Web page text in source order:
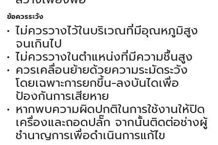
ข้อควรระวัง
ไม่ควรวางไว้ในบริเวณที่มีอุณหภูมิสูง
จนเกินไป
ไม่ควรวางในตำแหน่งที่มีความชื้นสูง
ควรเคลื่อนย้ายด้วยความระมัดระวัง
โดยเฉพาะการยกขึ้น-ลงบันไดเพื่อ
ป้องกันการเสียหาย
หากพบความผิดปกติในการใช้งานให้ปิด
เครื่องและถอดปลั๊ก จากนั้นติดต่อช่างผู้
ชำนาญการเพื่อดำเนินการแก้ไข